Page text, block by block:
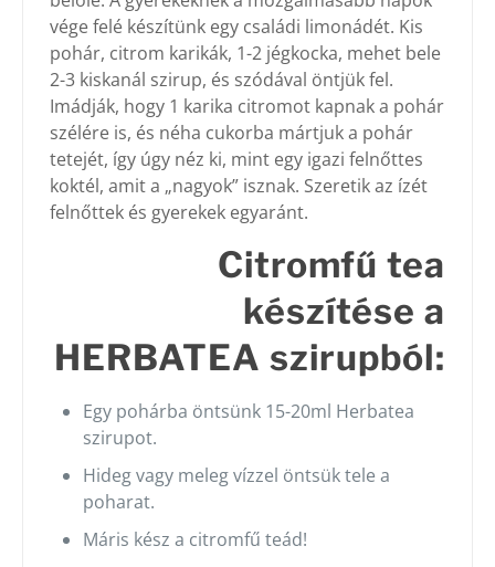
vége felé készítünk egy családi limonádét. Kis
pohár, citrom karikák, 1-2 jégkocka, mehet bele
2-3 kiskanál szirup, és szódával öntjük fel.
Imádják, hogy 1 karika citromot kapnak a pohár
szélére is, és néha cukorba mártjuk a pohár
tetejét, így úgy néz ki, mint egy igazi felnőttes
koktél, amit a „nagyok” isznak. Szeretik az ízét
felnőttek és gyerekek egyaránt.
Citromfű tea
készítése a
HERBATEA szirupból:
Egy pohárba öntsünk 15-20ml Herbatea
szirupot.
Hideg vagy meleg vízzel öntsük tele a
poharat.
Máris kész a citromfű teád!